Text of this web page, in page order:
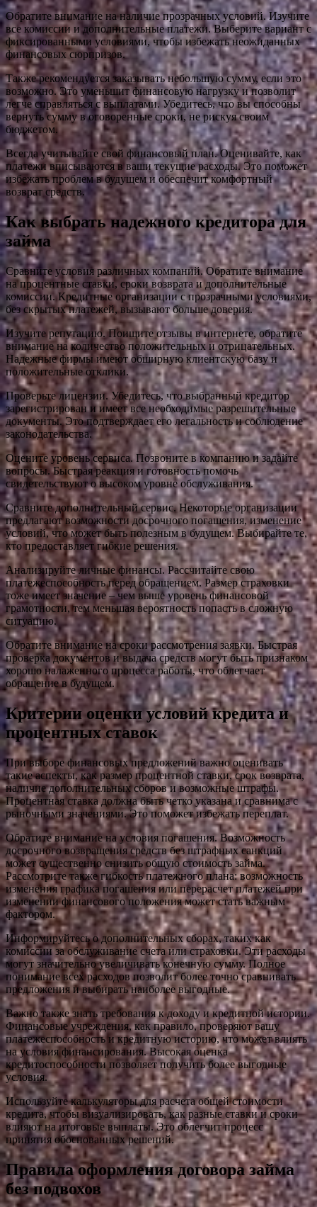
Обратите внимание на наличие прозрачных условий. Изучите
все комиссии и дополнительные платежи. Выберите вариант с
фиксированными условиями, чтобы избежать неожиданных
финансовых сюрпризов.
Также рекомендуется заказывать небольшую сумму, если это
возможно. Это уменьшит финансовую нагрузку и позволит
легче справляться с выплатами. Убедитесь, что вы способны
вернуть сумму в оговоренные сроки, не рискуя своим
бюджетом.
Всегда учитывайте свой финансовый план. Оценивайте, как
платежи вписываются в ваши текущие расходы. Это поможет
избежать проблем в будущем и обеспечит комфортный
возврат средств.
Как выбрать надежного кредитора для
займа
Сравните условия различных компаний. Обратите внимание
на процентные ставки, сроки возврата и дополнительные
комиссии. Кредитные организации с прозрачными условиями,
без скрытых платежей, вызывают больше доверия.
Изучите репутацию. Поищите отзывы в интернете, обратите
внимание на количество положительных и отрицательных.
Надежные фирмы имеют обширную клиентскую базу и
положительные отклики.
Проверьте лицензии. Убедитесь, что выбранный кредитор
зарегистрирован и имеет все необходимые разрешительные
документы. Это подтверждает его легальность и соблюдение
законодательства.
Оцените уровень сервиса. Позвоните в компанию и задайте
вопросы. Быстрая реакция и готовность помочь
свидетельствуют о высоком уровне обслуживания.
Сравните дополнительный сервис. Некоторые организации
предлагают возможности досрочного погашения, изменение
условий, что может быть полезным в будущем. Выбирайте те,
кто предоставляет гибкие решения.
Анализируйте личные финансы. Рассчитайте свою
платежеспособность перед обращением. Размер страховки
тоже имеет значение – чем выше уровень финансовой
грамотности, тем меньшая вероятность попасть в сложную
ситуацию.
Обратите внимание на сроки рассмотрения заявки. Быстрая
проверка документов и выдача средств могут быть признаком
хорошо налаженного процесса работы, что облегчает
обращение в будущем.
Критерии оценки условий кредита и
процентных ставок
При выборе финансовых предложений важно оценивать
такие аспекты, как размер процентной ставки, срок возврата,
наличие дополнительных сборов и возможные штрафы.
Процентная ставка должна быть четко указана и сравнима с
рыночными значениями. Это поможет избежать переплат.
Обратите внимание на условия погашения. Возможность
досрочного возвращения средств без штрафных санкций
может существенно снизить общую стоимость займа.
Рассмотрите также гибкость платежного плана: возможность
изменения графика погашения или перерасчет платежей при
изменении финансового положения может стать важным
фактором.
Информируйтесь о дополнительных сборах, таких как
комиссии за обслуживание счета или страховки. Эти расходы
могут значительно увеличивать конечную сумму. Полное
понимание всех расходов позволит более точно сравнивать
предложения и выбирать наиболее выгодные.
Важно также знать требования к доходу и кредитной истории.
Финансовые учреждения, как правило, проверяют вашу
платежеспособность и кредитную историю, что может влиять
на условия финансирования. Высокая оценка
кредитоспособности позволяет получить более выгодные
условия.
Используйте калькуляторы для расчета общей стоимости
кредита, чтобы визуализировать, как разные ставки и сроки
влияют на итоговые выплаты. Это облегчит процесс
принятия обоснованных решений.
Правила оформления договора займа
без подвохов